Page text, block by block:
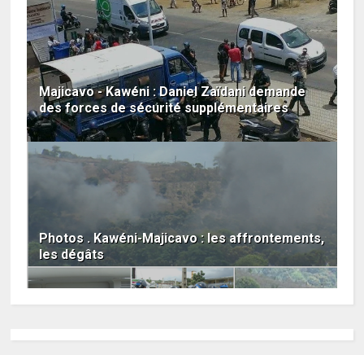
Majicavo - Kawéni : Daniel Zaïdani demande
des forces de sécurité supplémentaires
Photos . Kawéni-Majicavo : les affrontements,
les dégâts